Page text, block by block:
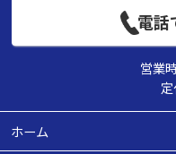
電話
営業
ホーム